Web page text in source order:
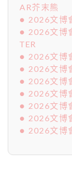
AR芥末熊
● 2026文博
● 2026文博
TER
● 2026文博
● 2026文博
● 2026文博
● 2026文博
● 2026文博
● 2026文博
● 2026文博